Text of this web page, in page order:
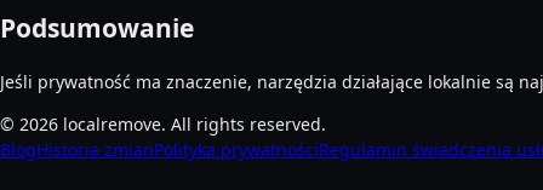
Podsumowanie
Jeśli prywatność ma znaczenie, narzędzia działające lokalnie są
© 2026 localremove. All rights reserved.
BlogHistoria zmianPolityka prywatnościRegulamin świadczenia